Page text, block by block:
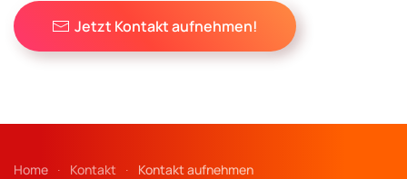
Jetzt Kontakt aufnehmen!
Home Kontakt Kontakt aufnehmen